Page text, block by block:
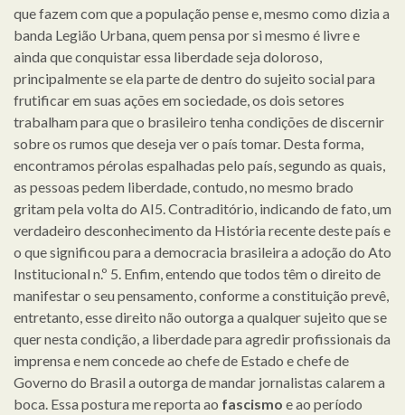
que fazem com que a população pense e, mesmo como dizia a
banda Legião Urbana, quem pensa por si mesmo é livre e
ainda que conquistar essa liberdade seja doloroso,
principalmente se ela parte de dentro do sujeito social para
frutificar em suas ações em sociedade, os dois setores
trabalham para que o brasileiro tenha condições de discernir
sobre os rumos que deseja ver o país tomar. Desta forma,
encontramos pérolas espalhadas pelo país, segundo as quais,
as pessoas pedem liberdade, contudo, no mesmo brado
gritam pela volta do AI5. Contraditório, indicando de fato, um
verdadeiro desconhecimento da História recente deste país e
o que significou para a democracia brasileira a adoção do Ato
Institucional n.º 5. Enfim, entendo que todos têm o direito de
manifestar o seu pensamento, conforme a constituição prevê,
entretanto, esse direito não outorga a qualquer sujeito que se
quer nesta condição, a liberdade para agredir profissionais da
imprensa e nem concede ao chefe de Estado e chefe de
Governo do Brasil a outorga de mandar jornalistas calarem a
boca. Essa postura me reporta ao fascismo e ao período